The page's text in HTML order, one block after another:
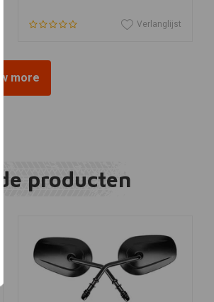
Verlanglijst
more
producten